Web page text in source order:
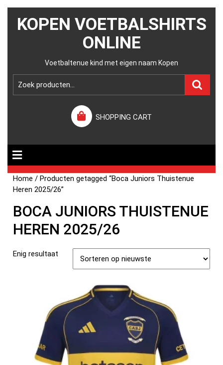
KOPEN VOETBALSHIRTS
ONLINE
Voetbaltenue kind met eigen naam Kopen
SHOPPING CART
Home / Producten getagged “Boca Juniors Thuistenue
Heren 2025/26”
BOCA JUNIORS THUISTENUE
HEREN 2025/26
Enig resultaat